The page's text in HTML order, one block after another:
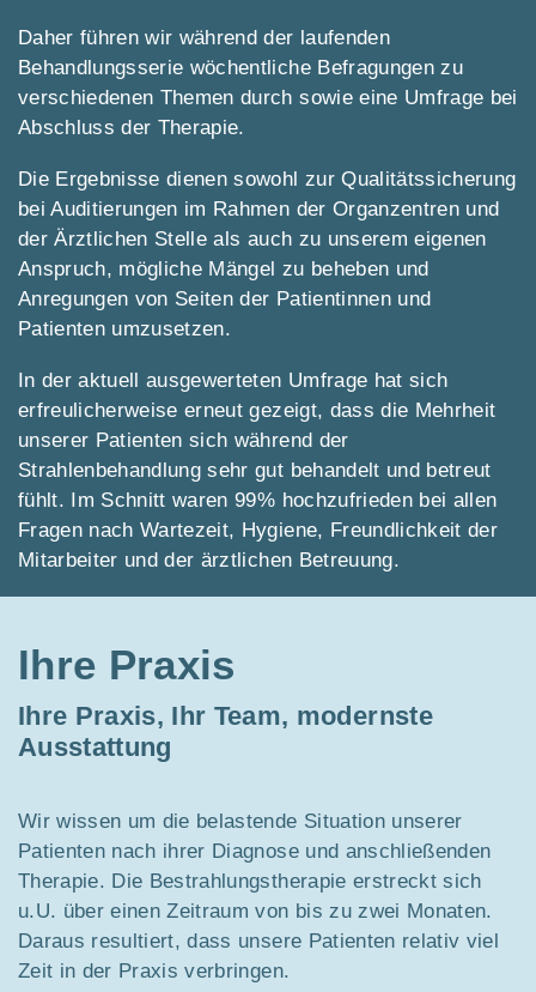
Daher führen wir während der laufenden
Behandlungsserie wöchentliche Befragungen zu
verschiedenen Themen durch sowie eine Umfrage bei
Abschluss der Therapie.
Die Ergebnisse dienen sowohl zur Qualitätssicherung
bei Auditierungen im Rahmen der Organzentren und
der Ärztlichen Stelle als auch zu unserem eigenen
Anspruch, mögliche Mängel zu beheben und
Anregungen von Seiten der Patientinnen und
Patienten umzusetzen.
In der aktuell ausgewerteten Umfrage hat sich
erfreulicherweise erneut gezeigt, dass die Mehrheit
unserer Patienten sich während der
Strahlenbehandlung sehr gut behandelt und betreut
fühlt. Im Schnitt waren 99% hochzufrieden bei allen
Fragen nach Wartezeit, Hygiene, Freundlichkeit der
Mitarbeiter und der ärztlichen Betreuung.
Ihre Praxis
Ihre Praxis, Ihr Team, modernste
Ausstattung
Wir wissen um die belastende Situation unserer
Patienten nach ihrer Diagnose und anschließenden
Therapie. Die Bestrahlungstherapie erstreckt sich
u.U. über einen Zeitraum von bis zu zwei Monaten.
Daraus resultiert, dass unsere Patienten relativ viel
Zeit in der Praxis verbringen.